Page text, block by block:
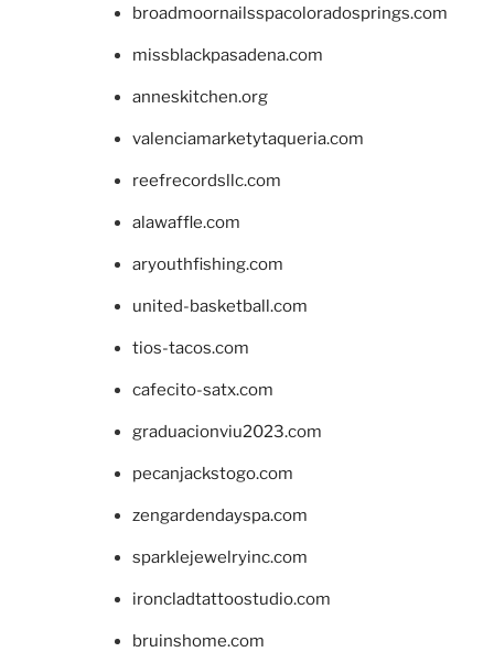
broadmoornailsspacoloradosprings.com
missblackpasadena.com
anneskitchen.org
valenciamarketytaqueria.com
reefrecordsllc.com
alawaffle.com
aryouthfishing.com
united-basketball.com
tios-tacos.com
cafecito-satx.com
graduacionviu2023.com
pecanjackstogo.com
zengardendayspa.com
sparklejewelryinc.com
ironcladtattoostudio.com
bruinshome.com